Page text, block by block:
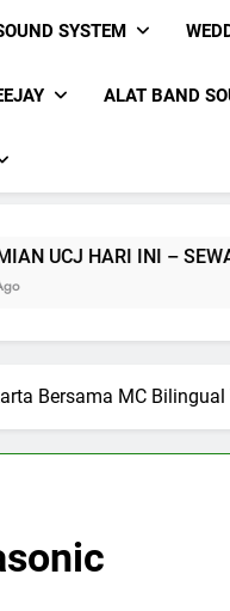
SYSTEM
ALAT BAND
PEMAIN SOLO
Bersama MC